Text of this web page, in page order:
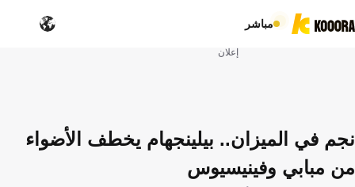
مباشر
إعلان
نجم في الميزان.. بيلينجهام يخطف الأضواء
من مبابي وفينيسيوس